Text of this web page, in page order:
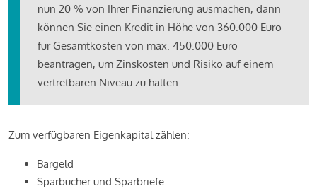
nun 20 % von Ihrer Finanzierung ausmachen, dann
können Sie einen Kredit in Höhe von 360.000 Euro
für Gesamtkosten von max. 450.000 Euro
beantragen, um Zinskosten und Risiko auf einem
vertretbaren Niveau zu halten.
Zum verfügbaren Eigenkapital zählen:
Bargeld
Sparbücher und Sparbriefe